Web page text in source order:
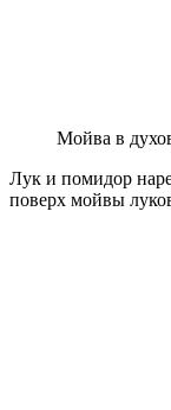
Мойва в
Лук и помидор
поверх мойвы